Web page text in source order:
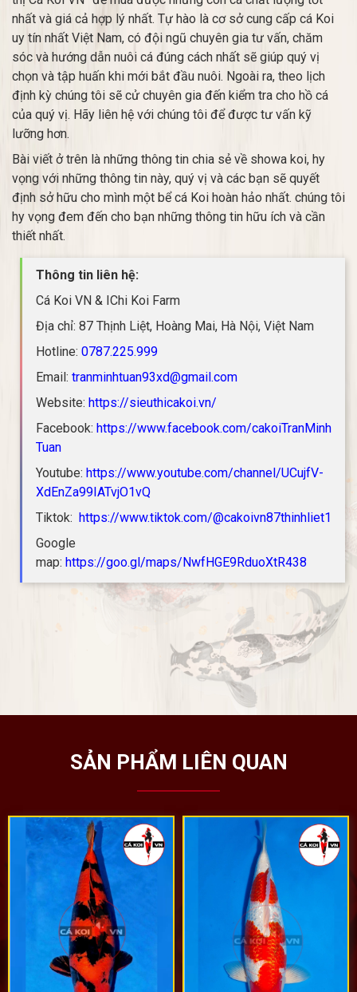
nhất và giá cả hợp lý nhất. Tự hào là cơ sở cung cấp cá Koi
uy tín nhất Việt Nam, có đội ngũ chuyên gia tư vấn, chăm
sóc và hướng dẫn nuôi cá đúng cách nhất sẽ giúp quý vị
chọn và tập huấn khi mới bắt đầu nuôi. Ngoài ra, theo lịch
định kỳ chúng tôi sẽ cử chuyên gia đến kiểm tra cho hồ cá
của quý vị. Hãy liên hệ với chúng tôi để được tư vấn kỹ
lưỡng hơn.
Bài viết ở trên là những thông tin chia sẻ về showa koi, hy
vọng với những thông tin này, quý vị và các bạn sẽ quyết
định sở hữu cho mình một bể cá Koi hoàn hảo nhất. chúng tôi
hy vọng đem đến cho bạn những thông tin hữu ích và cần
thiết nhất.
Thông tin liên hệ:
Cá Koi VN & IChi Koi Farm
Địa chỉ: 87 Thịnh Liệt, Hoàng Mai, Hà Nội, Việt Nam
Hotline: 0787.225.999
Email: tranminhtuan93xd@gmail.com
Website: https://sieuthicakoi.vn/
Facebook: https://www.facebook.com/cakoiTranMinh
Tuan
Youtube: https://www.youtube.com/channel/UCujfV-
XdEnZa99IATvjO1vQ
Tiktok: https://www.tiktok.com/@cakoivn87thinhliet1
Google
map: https://goo.gl/maps/NwfHGE9RduoXtR438
SẢN PHẨM LIÊN QUAN